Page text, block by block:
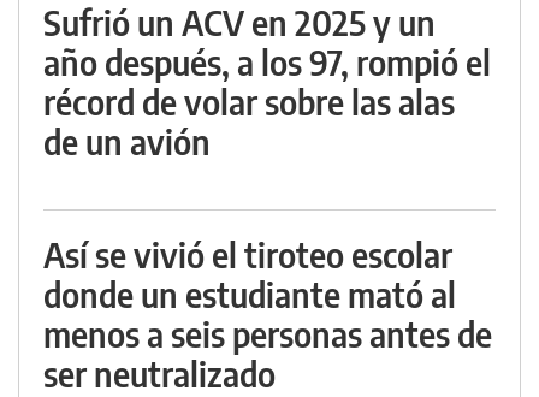
Sufrió un ACV en 2025 y un
año después, a los 97, rompió el
récord de volar sobre las alas
de un avión
Así se vivió el tiroteo escolar
donde un estudiante mató al
menos a seis personas antes de
ser neutralizado